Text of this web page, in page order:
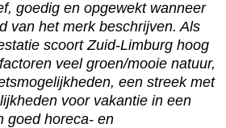
goedig en opgewekt wanneer
van het merk beschrijven. Als
scoort Zuid-Limburg hoog
veel groen/mooie natuur,
een streek met
voor vakantie in een
goed horeca- en